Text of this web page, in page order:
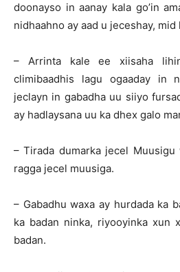
doonayso in aanay kala go’in
nidhaahno ay aad u jeceshay, mid
– Arrinta kale ee xiisaha
climibaadhis lagu ogaaday in
jeclayn in gabadha uu siiyo
ay hadlaysana uu ka dhex galo
– Tirada dumarka jecel Muusigu
ragga jecel muusiga.
– Gabadhu waxa ay hurdada ka
ka badan ninka, riyooyinka xun
badan.